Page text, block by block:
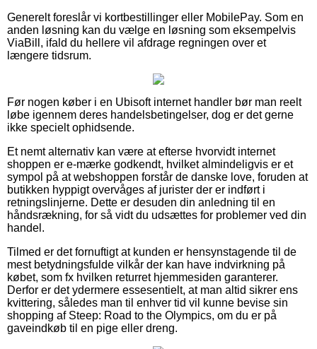
Generelt foreslår vi kortbestillinger eller MobilePay. Som en
anden løsning kan du vælge en løsning som eksempelvis
ViaBill, ifald du hellere vil afdrage regningen over et
længere tidsrum.
Før nogen køber i en Ubisoft internet handler bør man reelt
løbe igennem deres handelsbetingelser, dog er det gerne
ikke specielt ophidsende.
Et nemt alternativ kan være at efterse hvorvidt internet
shoppen er e-mærke godkendt, hvilket almindeligvis er et
sympol på at webshoppen forstår de danske love, foruden at
butikken hyppigt overvåges af jurister der er indført i
retningslinjerne. Dette er desuden din anledning til en
håndsrækning, for så vidt du udsættes for problemer ved din
handel.
Tilmed er det fornuftigt at kunden er hensynstagende til de
mest betydningsfulde vilkår der kan have indvirkning på
købet, som fx hvilken returret hjemmesiden garanterer.
Derfor er det ydermere essesentielt, at man altid sikrer ens
kvittering, således man til enhver tid vil kunne bevise sin
shopping af Steep: Road to the Olympics, om du er på
gaveindkøb til en pige eller dreng.